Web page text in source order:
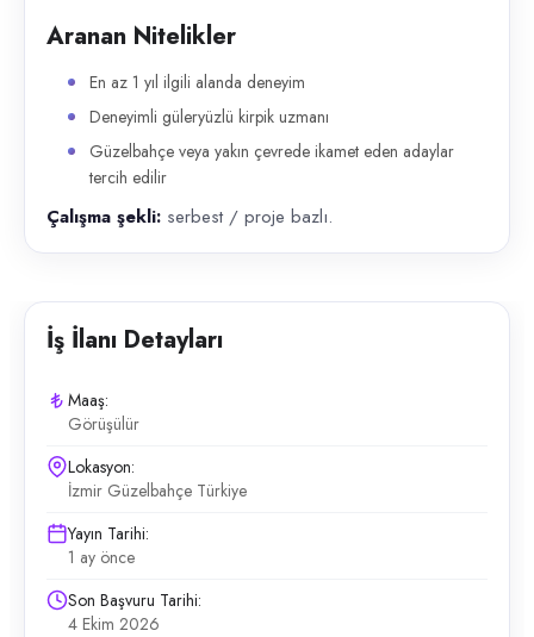
Aranan Nitelikler
En az 1 yıl ilgili alanda deneyim
Deneyimli güleryüzlü kirpik uzmanı
Güzelbahçe veya yakın çevrede ikamet eden adaylar
tercih edilir
Çalışma şekli: serbest / proje bazlı.
İş İlanı Detayları
Maaş:
Görüşülür
Lokasyon:
İzmir Güzelbahçe Türkiye
Yayın Tarihi:
1 ay önce
Son Başvuru Tarihi:
4 Ekim 2026